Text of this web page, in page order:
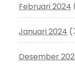
Februari 2024
Januari 2024
Desember